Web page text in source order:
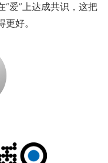
爱”上达成共识，这把
好。